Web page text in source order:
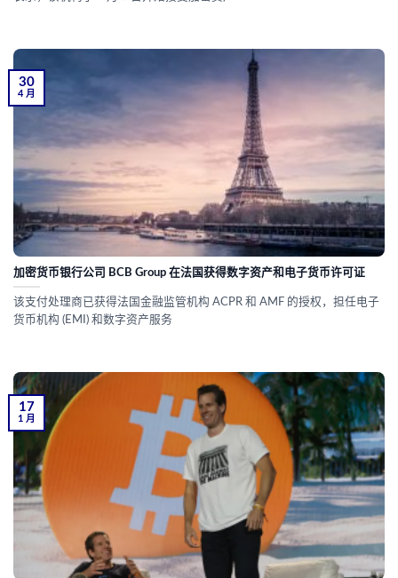
加密货币银行公司 BCB Group 在法国获得数字资产和电子货币许可证
该支付处理商已获得法国金融监管机构 ACPR 和 AMF 的授权，担任电子
货币机构 (EMI) 和数字资产服务
30
4 月
17
1 月